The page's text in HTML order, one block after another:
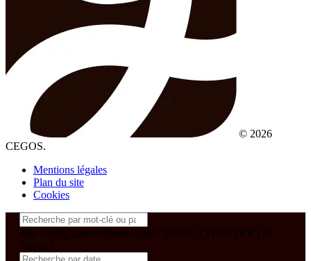
© 2026
CEGOS.
Mentions légales
Plan du site
Cookies
&& config('laravel-theme-inter.CEGOS_COUNTRY') !=
'neves')